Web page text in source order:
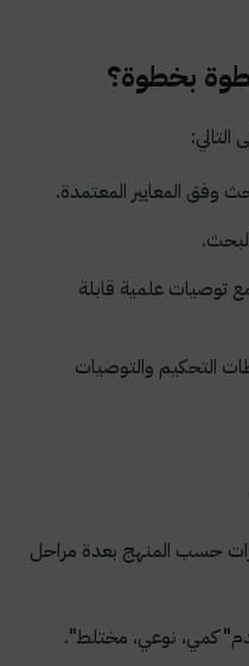
بخطوة؟
وفق المعايير المعتمدة.
توصيات علمية قابلة
التحكيم والتوصيات
حسب المنهج بعدة مراحل
كمي، نوعي، مختلط".